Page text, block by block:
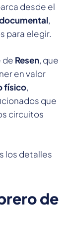
desde el
,
para elegir.
de Resen, que
en valor
físico,
que
circuitos
los detalles
de